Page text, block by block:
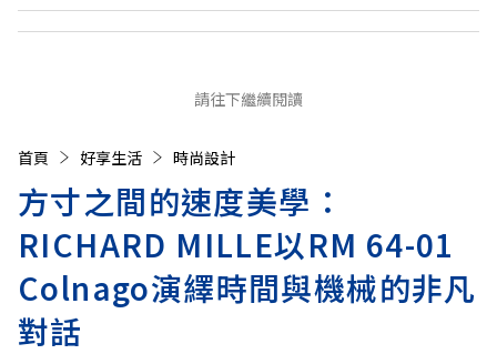
請往下繼續閱讀
首頁 好享生活 時尚設計
方寸之間的速度美學：
RICHARD MILLE以RM 64-01
Colnago演繹時間與機械的非凡
對話